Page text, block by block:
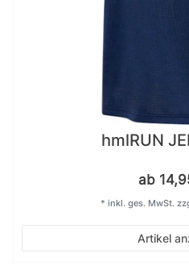
hmlRUN
ab
Artikel
* inkl. ges. MwSt.